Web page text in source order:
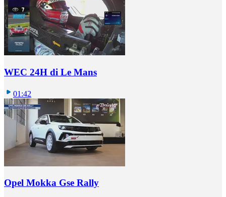
WEC 24H di Le Mans
01:42
Opel Mokka Gse Rally